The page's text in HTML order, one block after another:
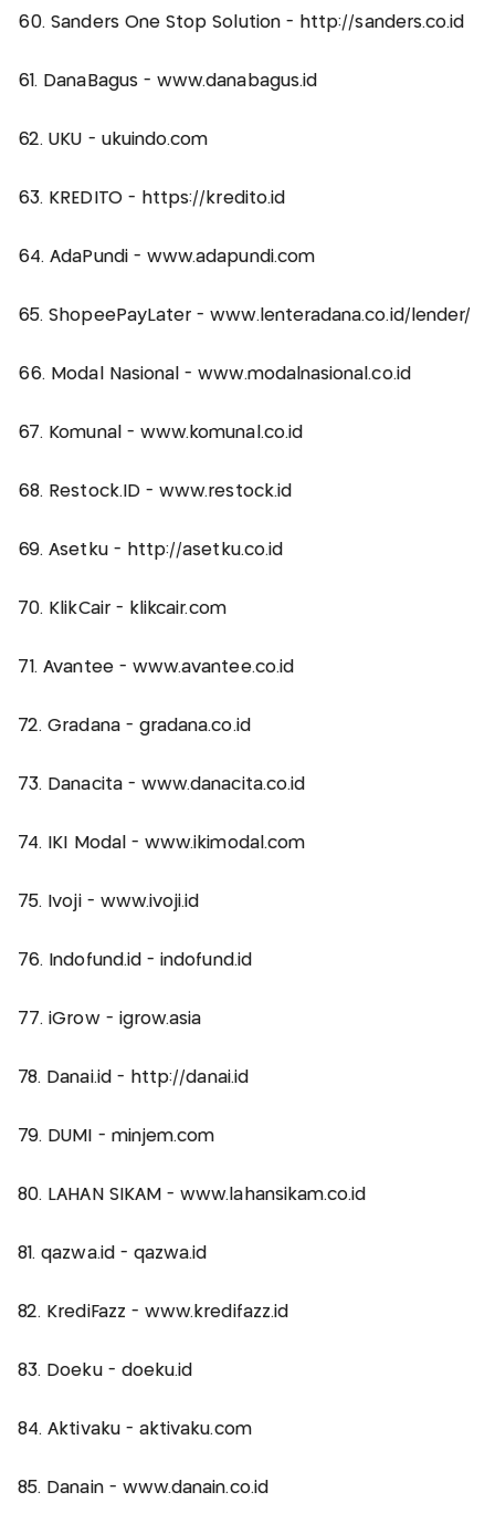
60. Sanders One Stop Solution - http://sanders.co.id
61. DanaBagus - www.danabagus.id
62. UKU - ukuindo.com
63. KREDITO - https://kredito.id
64. AdaPundi - www.adapundi.com
65. ShopeePayLater - www.lenteradana.co.id/lender/
66. Modal Nasional - www.modalnasional.co.id
67. Komunal - www.komunal.co.id
68. Restock.ID - www.restock.id
69. Asetku - http://asetku.co.id
70. KlikCair - klikcair.com
71. Avantee - www.avantee.co.id
72. Gradana - gradana.co.id
73. Danacita - www.danacita.co.id
74. IKI Modal - www.ikimodal.com
75. Ivoji - www.ivoji.id
76. Indofund.id - indofund.id
77. iGrow - igrow.asia
78. Danai.id - http://danai.id
79. DUMI - minjem.com
80. LAHAN SIKAM - www.lahansikam.co.id
81. qazwa.id - qazwa.id
82. KrediFazz - www.kredifazz.id
83. Doeku - doeku.id
84. Aktivaku - aktivaku.com
85. Danain - www.danain.co.id